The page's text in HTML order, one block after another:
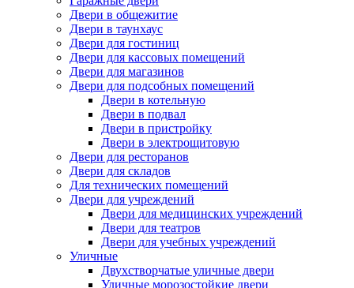
Двери в общежитие
Двери в таунхаус
Двери для гостиниц
Двери для кассовых помещений
Двери для магазинов
Двери для подсобных помещений
Двери в котельную
Двери в подвал
Двери в пристройку
Двери в электрощитовую
Двери для ресторанов
Двери для складов
Для технических помещений
Двери для учреждений
Двери для медицинских учреждений
Двери для театров
Двери для учебных учреждений
Уличные
Двухстворчатые уличные двери
Уличные морозостойкие двери